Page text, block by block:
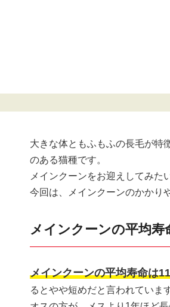
大きな体ともふもふの長毛が特
のある猫種です。
メインクーンをお迎えしてみた
今回は、メインクーンのかかり
メインクーンの平均寿
メインクーンの平均寿命は
るとやや短めだと言われていま